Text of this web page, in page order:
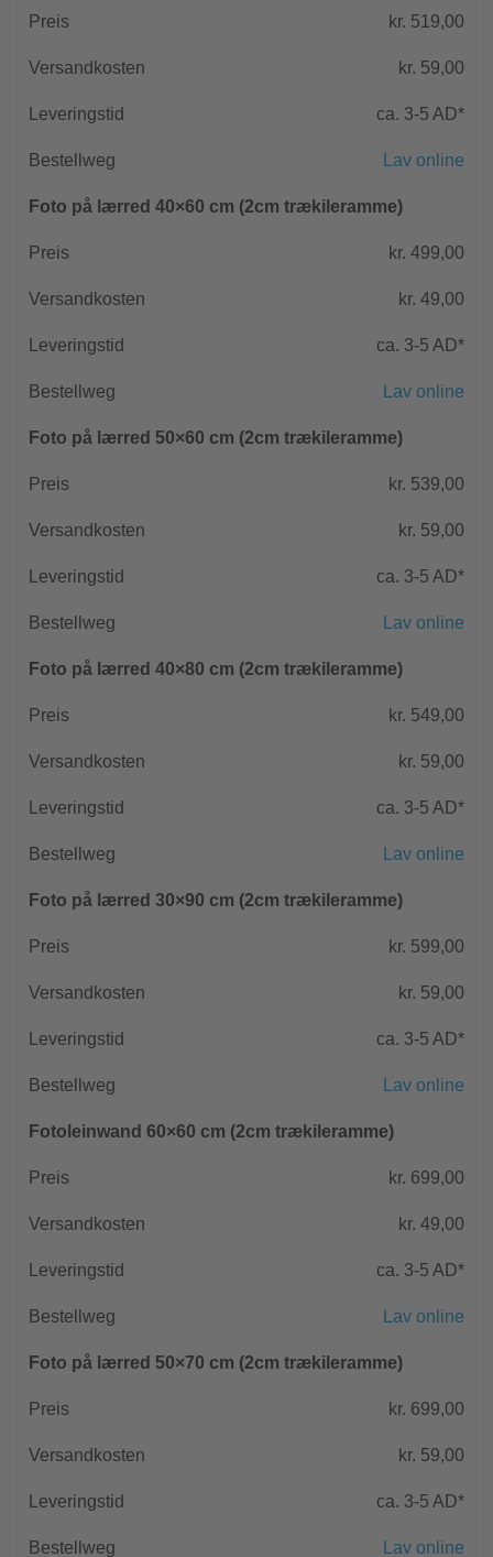
kr. 519,00
kr. 59,00
ca. 3-5 AD*
Lav online
Foto på lærred 40×60 cm (2cm trækileramme)
kr. 499,00
kr. 49,00
ca. 3-5 AD*
Lav online
Foto på lærred 50×60 cm (2cm trækileramme)
kr. 539,00
kr. 59,00
ca. 3-5 AD*
Lav online
Foto på lærred 40×80 cm (2cm trækileramme)
kr. 549,00
kr. 59,00
ca. 3-5 AD*
Lav online
Foto på lærred 30×90 cm (2cm trækileramme)
kr. 599,00
kr. 59,00
ca. 3-5 AD*
Lav online
Fotoleinwand 60×60 cm (2cm trækileramme)
kr. 699,00
kr. 49,00
ca. 3-5 AD*
Lav online
Foto på lærred 50×70 cm (2cm trækileramme)
kr. 699,00
kr. 59,00
ca. 3-5 AD*
Lav online